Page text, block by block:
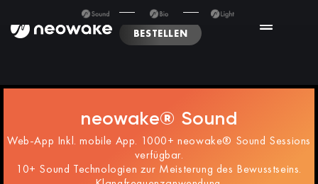
BESTELLEN
neowake® Sound
Web-App Inkl. mobile App. 1000+ neowake® Sound Sessions
verfügbar.
10+ Sound Technologien zur Meisterung des Bewusstseins.